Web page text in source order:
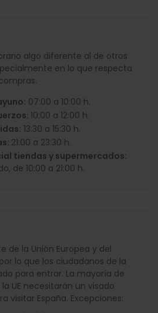
algo diferente al de otros
en lo que respecta
07:00 a 10:00 h.
10:00 a 12:00 h.
13:30 a 15:30 h.
21:00 a 23:30 h.
tiendas y supermercados:
de 10:00 a 21:00 h.
de la Unión Europea y del
lo que los ciudadanos de la
para entrar. La mayoría de
UE necesitarán un visado
visitar España. Excepciones: